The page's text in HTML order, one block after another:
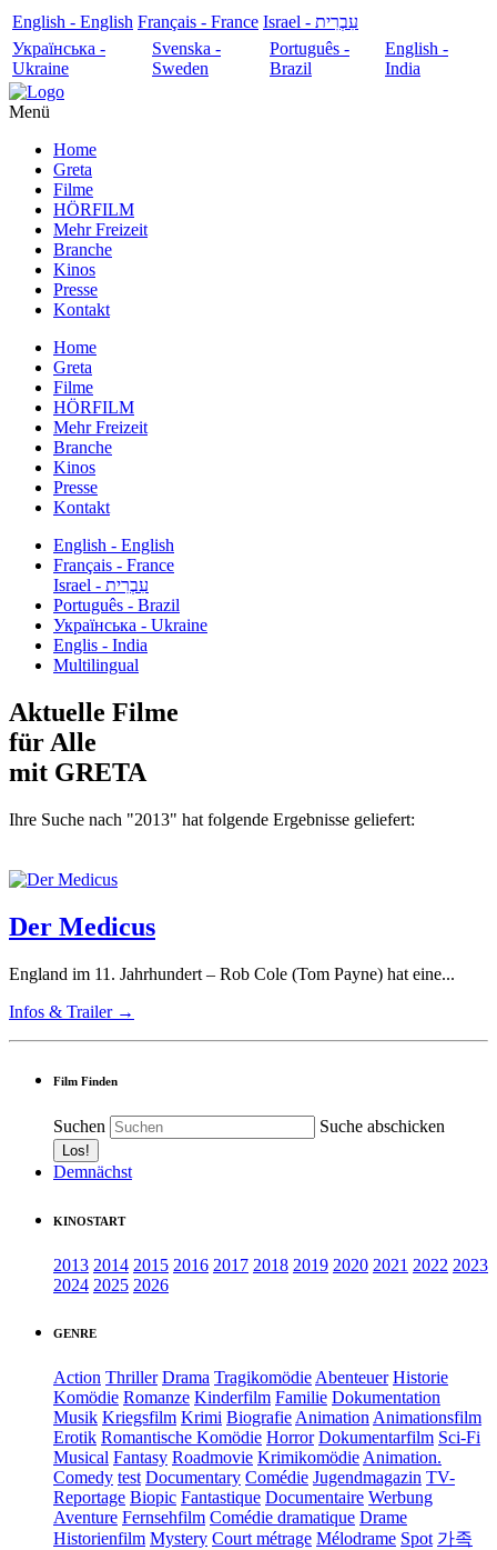
English - English Français - France
עִבְרִית - Israel
Українська -
Ukraine
Svenska -
Sweden
Português -
Brazil
English -
India
Menü
Home
Greta
Filme
HÖRFILM
Mehr Freizeit
Branche
Kinos
Presse
Kontakt
Home
Greta
Filme
HÖRFILM
Mehr Freizeit
Branche
Kinos
Presse
Kontakt
English - English
Français - France
עִבְרִית - Israel
Português - Brazil
Українська - Ukraine
Englis - India
Multilingual
Aktuelle Filme
für Alle
mit GRETA
Ihre Suche nach "2013" hat folgende Ergebnisse geliefert:
Der Medicus
England im 11. Jahrhundert – Rob Cole (Tom Payne) hat eine...
Infos & Trailer →
Film Finden
Suchen Suche abschicken
Demnächst
KINOSTART
2013 2014 2015 2016 2017 2018 2019 2020 2021 2022 2023
2024 2025 2026
GENRE
Action Thriller Drama TragikomödieAbenteuer Historie
Komödie Romanze Kinderfilm Familie Dokumentation
Musik Kriegsfilm Krimi BiografieAnimationAnimationsfilm
Erotik Romantische Komödie Horror Dokumentarfilm Sci-Fi
Musical Fantasy Roadmovie KrimikomödieAnimation.
Comedy test Documentary Comédie Jugendmagazin TV-
Reportage Biopic Fantastique Documentaire Werbung
Aventure Fernsehfilm Comédie dramatique Drame
Historienfilm Mystery Court métrage Mélodrame Spot 가족